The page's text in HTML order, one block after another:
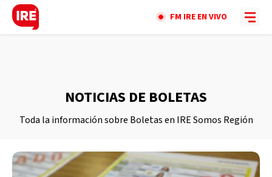
FM IRE EN VIVO
NOTICIAS DE BOLETAS
Toda la información sobre Boletas en IRE Somos Región